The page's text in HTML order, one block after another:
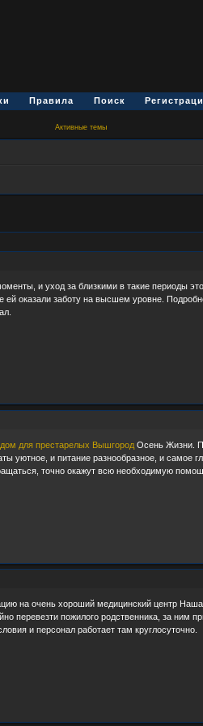
Правила Поиск
Активные темы
и уход за близкими в такие периоды
ей оказали заботу на высшем уровне.
для престарелых Вышгород Осень Жизни.
уютное, и питание разнообразное, и самое
точно окажут всю необходимую
на очень хороший медицинский центр
перевезти пожилого родственника, за ним
и персонал работает там круглосуточно.